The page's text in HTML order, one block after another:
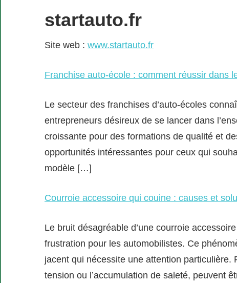
startauto.fr
Site web : www.startauto.fr
Franchise auto-école : comment réussir dans
Le secteur des franchises d’auto-écoles
entrepreneurs désireux de se lancer dans
croissante pour des formations de qualité et
opportunités intéressantes pour ceux qui
modèle […]
Courroie accessoire qui couine : causes et
Le bruit désagréable d’une courroie
frustration pour les automobilistes. Ce
jacent qui nécessite une attention particulière.
tension ou l’accumulation de saleté, peuvent